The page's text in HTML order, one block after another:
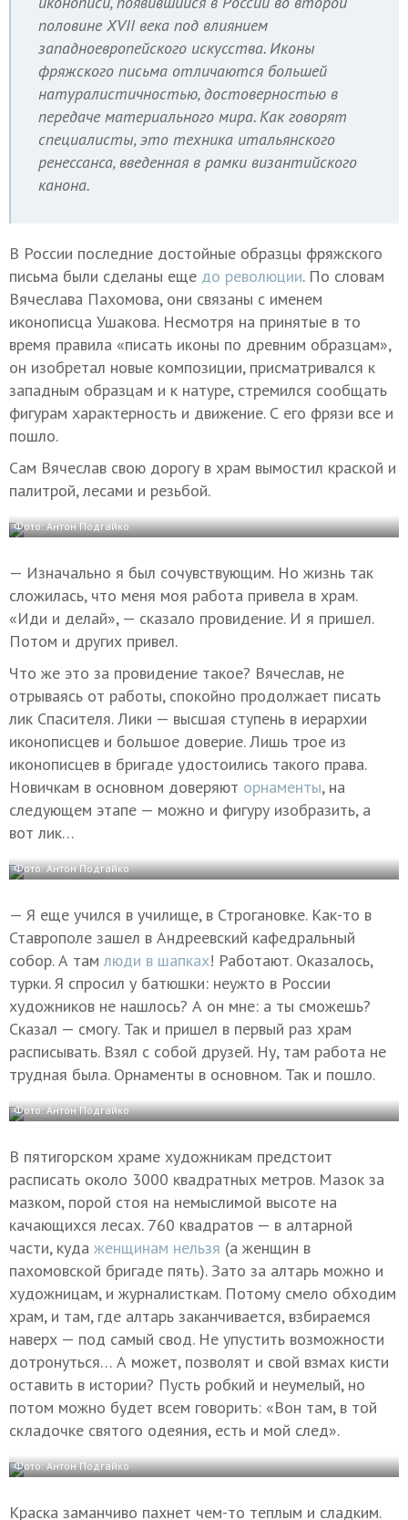
половине XVII века под влиянием
западноевропейского искусства. Иконы
фряжского письма отличаются большей
натуралистичностью, достоверностью в
передаче материального мира. Как говорят
специалисты, это техника итальянского
ренессанса, введенная в рамки византийского
канона.
В России последние достойные образцы фряжского
письма были сделаны еще до революции. По словам
Вячеслава Пахомова, они связаны с именем
иконописца Ушакова. Несмотря на принятые в то
время правила «писать иконы по древним образцам»,
он изобретал новые композиции, присматривался к
западным образцам и к натуре, стремился сообщать
фигурам характерность и движение. С его фрязи все и
пошло.
Сам Вячеслав свою дорогу в храм вымостил краской и
палитрой, лесами и резьбой.
Фото: Антон Подгайко
— Изначально я был сочувствующим. Но жизнь так
сложилась, что меня моя работа привела в храм.
«Иди и делай», — сказало провидение. И я пришел.
Потом и других привел.
Что же это за провидение такое? Вячеслав, не
отрываясь от работы, спокойно продолжает писать
лик Спасителя. Лики — высшая ступень в иерархии
иконописцев и большое доверие. Лишь трое из
иконописцев в бригаде удостоились такого права.
Новичкам в основном доверяют орнаменты, на
следующем этапе — можно и фигуру изобразить, а
вот лик…
Фото: Антон Подгайко
— Я еще учился в училище, в Строгановке. Как-то в
Ставрополе зашел в Андреевский кафедральный
собор. А тамлюди в шапках! Работают. Оказалось,
турки. Я спросил у батюшки: неужто в России
художников не нашлось? А он мне: а ты сможешь?
Сказал — смогу. Так и пришел в первый раз храм
расписывать. Взял с собой друзей. Ну, там работа не
трудная была. Орнаменты в основном. Так и пошло.
Фото: Антон Подгайко
В пятигорском храме художникам предстоит
расписать около 3000 квадратных метров. Мазок за
мазком, порой стоя на немыслимой высоте на
качающихся лесах. 760 квадратов — в алтарной
части, куда женщинам нельзя (а женщин в
пахомовской бригаде пять). Зато за алтарь можно и
художницам, и журналисткам. Потому смело обходим
храм, и там, где алтарь заканчивается, взбираемся
наверх — под самый свод. Не упустить возможности
дотронуться… А может, позволят и свой взмах кисти
оставить в истории? Пусть робкий и неумелый, но
потом можно будет всем говорить: «Вон там, в той
складочке святого одеяния, есть и мой след».
Фото: Антон Подгайко
Краска заманчиво пахнет чем-то теплым и сладким.